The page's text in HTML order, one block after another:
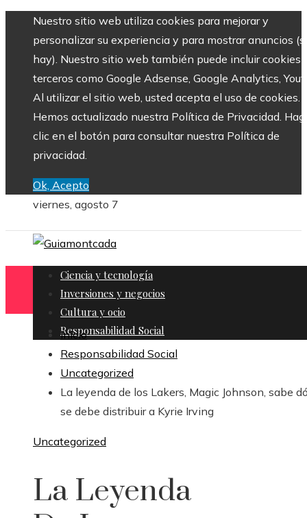
Nuestro sitio web utiliza cookies para mejorar y
personalizar su experiencia y para mostrar anuncios
hay). Nuestro sitio web también puede incluir cookies
terceros como Google Adsense, Google Analytics,
Al utilizar el sitio web, usted acepta el uso de cookies.
Hemos actualizado nuestra Política de Privacidad.
clic en el botón para consultar nuestra Política de
privacidad.
Ok, Acepto
viernes, agosto 7
Ciencia y tecnología
Inversiones y negocios
Cultura y ocio
Responsabilidad Social
Inicio
Responsabilidad Social
Uncategorized
La leyenda de los Lakers, Magic Johnson, sabe
se debe distribuir a Kyrie Irving
Uncategorized
La Leyenda